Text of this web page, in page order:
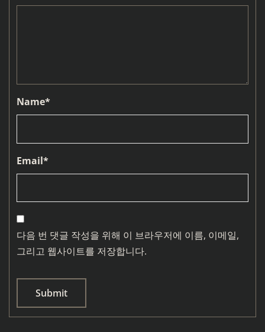
Name*
Email*
다음 번 댓글 작성을 위해 이 브라우저에 이름, 이메일,
그리고 웹사이트를 저장합니다.